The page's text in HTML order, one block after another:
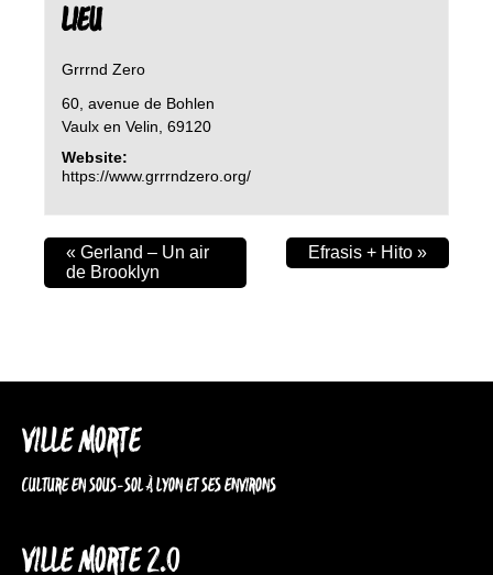
LIEU
Grrrnd Zero
60, avenue de Bohlen
Vaulx en Velin 69120
Website:
https://www.grrrndzero.org/
« Gerland – Un air
de Brooklyn
Efrasis + Hito »
VILLE MORTE
CULTURE EN SOUS-SOL À LYON ET SES ENVIRONS
VILLE MORTE 2.0